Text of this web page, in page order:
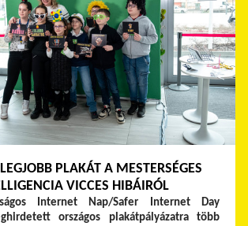
PLAKÁT A MESTERSÉGES
VICCES HIBÁIRÓL
Internet Nap/Safer Internet Day
országos plakátpályázatra több